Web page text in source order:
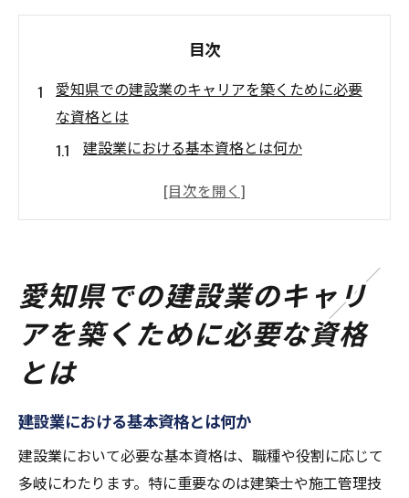
目次
愛知県での建設業のキャリアを築くために必要
な資格とは
建設業における基本資格とは何か
愛知県での資格取得の重要性
資格を活かした地域貢献の方法
建設業界でのスキルアップに欠かせない愛知県
の資格情報
愛知県独自の資格制度とは
新技術に対応するための資格
資格を活用したスキル向上の方法
愛知県での建設業のキャリ
アを築くために必要な資格
とは
建設業における基本資格とは何か
建設業において必要な基本資格は、職種や役割に応じて
多岐にわたります。特に重要なのは建築士や施工管理技